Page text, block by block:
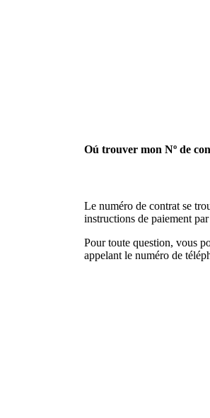
Oú trouver mon Nº de
Le numéro de contrat se
instructions de paiement
Pour toute question, vous
appelant le numéro de